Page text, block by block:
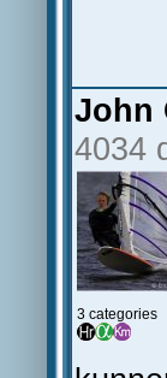
John
4034
3 categories